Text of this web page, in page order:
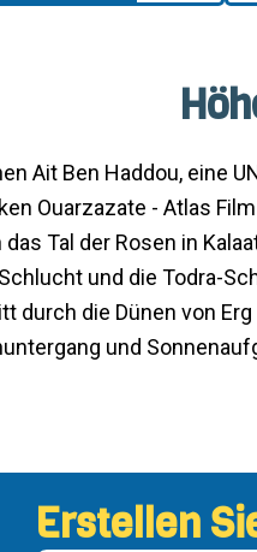
Ait Ben Haddou, eine
Ouarzazate - Atlas
das Tal der Rosen in
und die Todra-
durch die Dünen von Erg
und
Erstellen